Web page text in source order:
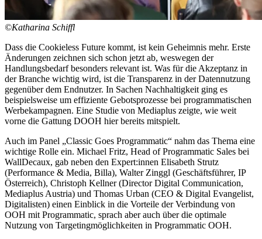
©Katharina Schiffl
Dass die Cookieless Future kommt, ist kein Geheimnis mehr. Erste
Änderungen zeichnen sich schon jetzt ab, weswegen der
Handlungsbedarf besonders relevant ist. Was für die Akzeptanz in
der Branche wichtig wird, ist die Transparenz in der Datennutzung
gegenüber dem Endnutzer. In Sachen Nachhaltigkeit ging es
beispielsweise um effiziente Gebotsprozesse bei programmatischen
Werbekampagnen. Eine Studie von Mediaplus zeigte, wie weit
vorne die Gattung DOOH hier bereits mitspielt.
Auch im Panel „Classic Goes Programmatic“ nahm das Thema eine
wichtige Rolle ein. Michael Fritz, Head of Programmatic Sales bei
WallDecaux, gab neben den Expert:innen Elisabeth Strutz
(Performance & Media, Billa), Walter Zinggl (Geschäftsführer, IP
Österreich), Christoph Kellner (Director Digital Communication,
Mediaplus Austria) und Thomas Urban (CEO & Digital Evangelist,
Digitalisten) einen Einblick in die Vorteile der Verbindung von
OOH mit Programmatic, sprach aber auch über die optimale
Nutzung von Targetingmöglichkeiten in Programmatic OOH.